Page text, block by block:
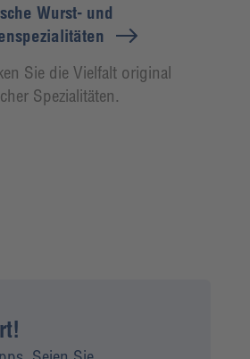
Wurst- und
Sie die Vielfalt original
Spezialitäten.